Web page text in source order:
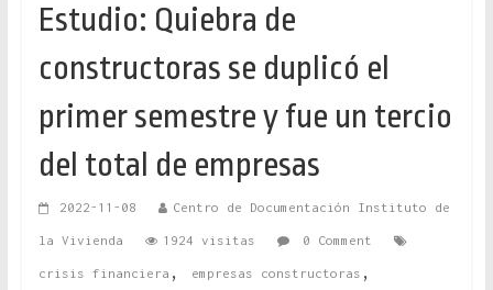
Estudio: Quiebra de
constructoras se duplicó el
primer semestre y fue un tercio
del total de empresas
2022-11-08 Centro de Documentación Instituto de
la Vivienda 1924 visitas 0 Comment
crisis financiera , empresas constructoras ,